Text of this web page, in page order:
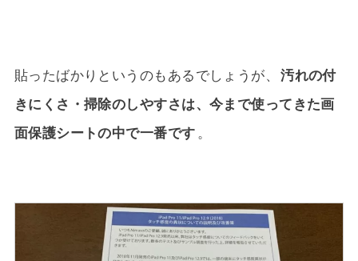
貼ったばかりというのもあるでしょうが、 汚れの付
きにくさ・掃除のしやすさは、今まで使ってきた画
面保護シートの中で一番です 。